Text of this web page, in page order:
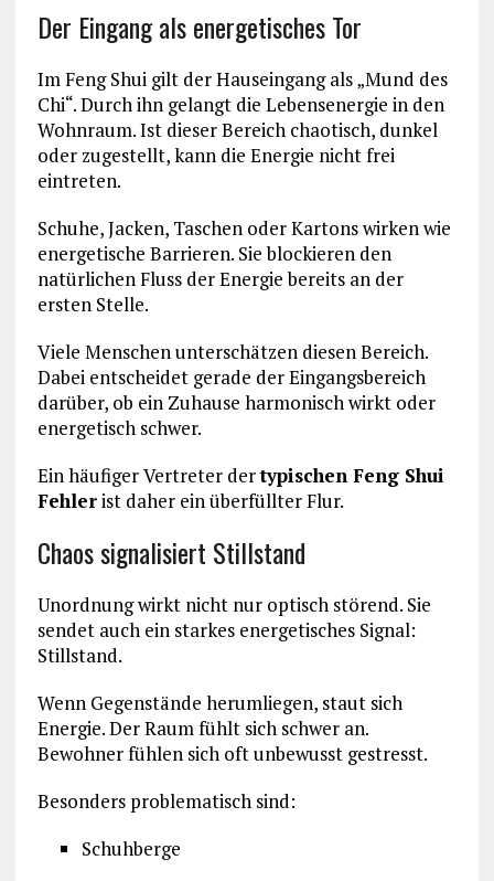
Der Eingang als energetisches Tor
Im Feng Shui gilt der Hauseingang als „Mund des
Chi“. Durch ihn gelangt die Lebensenergie in den
Wohnraum. Ist dieser Bereich chaotisch, dunkel
oder zugestellt, kann die Energie nicht frei
eintreten.
Schuhe, Jacken, Taschen oder Kartons wirken wie
energetische Barrieren. Sie blockieren den
natürlichen Fluss der Energie bereits an der
ersten Stelle.
Viele Menschen unterschätzen diesen Bereich.
Dabei entscheidet gerade der Eingangsbereich
darüber, ob ein Zuhause harmonisch wirkt oder
energetisch schwer.
Ein häufiger Vertreter dertypischen Feng Shui
Fehlerist daher ein überfüllter Flur.
Chaos signalisiert Stillstand
Unordnung wirkt nicht nur optisch störend. Sie
sendet auch ein starkes energetisches Signal:
Stillstand.
Wenn Gegenstände herumliegen, staut sich
Energie. Der Raum fühlt sich schwer an.
Bewohner fühlen sich oft unbewusst gestresst.
Besonders problematisch sind:
Schuhberge